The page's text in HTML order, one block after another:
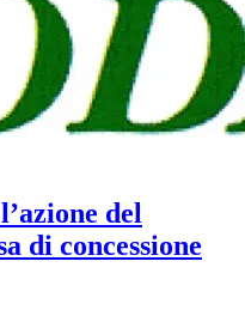
del
di concessione